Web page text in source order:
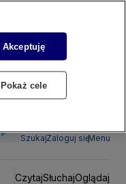
SzukajZaloguj sięMenu
CzytajSłuchajOglądaj
Akceptuję
Pokaż cele